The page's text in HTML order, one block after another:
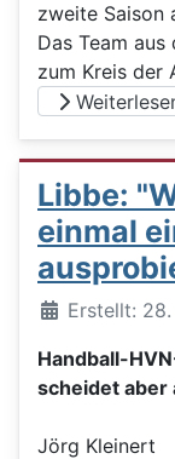
zweite Saison
Das Team
zum Kreis der
Libbe:
einmal
DetailsErstellt:
Handball-
scheidet aber
Jörg Kleinert